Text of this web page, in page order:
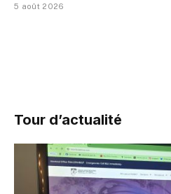
5 août 2026
Tour d’actualité